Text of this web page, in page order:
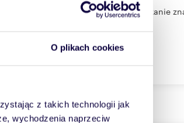
O plikach cookies
z takich technologii jak
wychodzenia naprzeciw
lokalizacji Warszawy.Mieszkanie